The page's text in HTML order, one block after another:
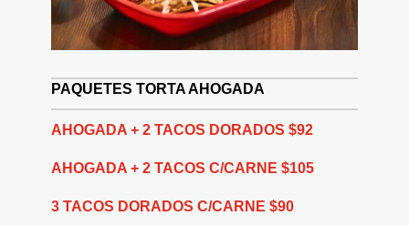
PAQUETES TORTA AHOGADA
AHOGADA + 2 TACOS DORADOS $92
AHOGADA + 2 TACOS C/CARNE $105
3 TACOS DORADOS C/CARNE $90